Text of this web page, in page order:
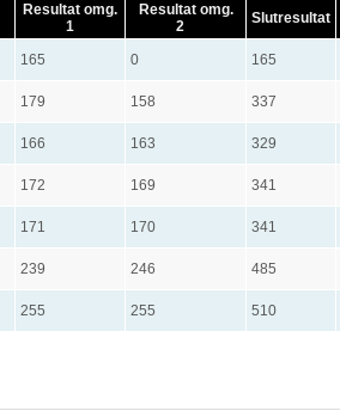
Resultat omg.
1
Resultat omg.
2
Slutresultat
165 0 165
179 158 337
166 163 329
172 169
341
171 170 341
239 246 485
255 255 510